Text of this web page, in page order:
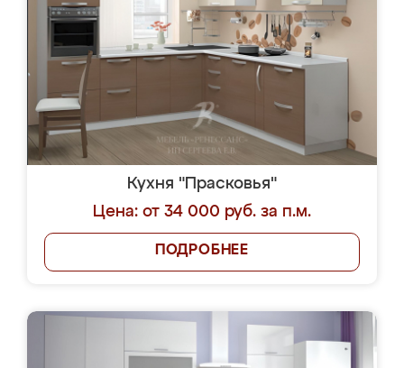
Кухня "Прасковья"
Цена: от 34 000 руб. за п.м.
ПОДРОБНЕЕ